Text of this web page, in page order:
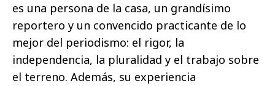
es una persona de la casa, un grandísimo
reportero y un convencido practicante de lo
mejor del periodismo: el rigor, la
independencia, la pluralidad y el trabajo sobre
el terreno. Además, su experiencia